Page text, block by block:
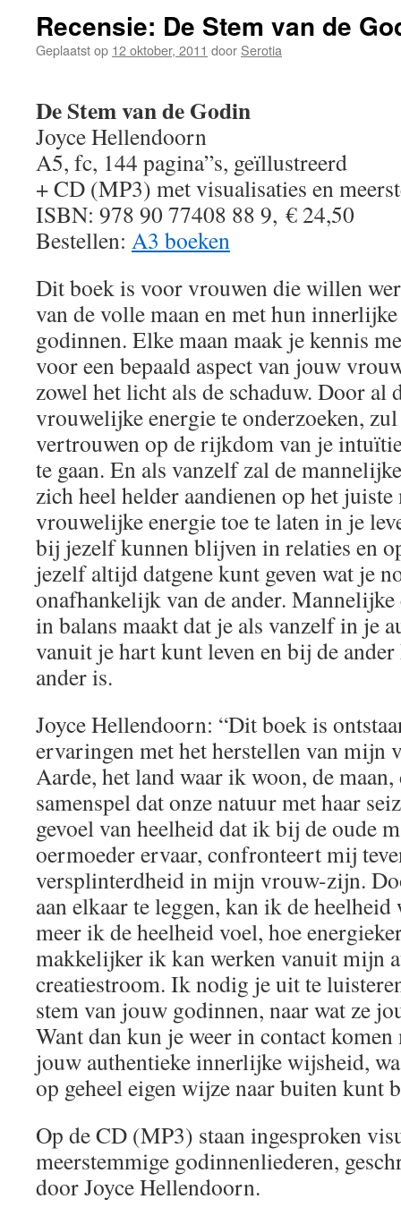
Recensie: De Stem van de
Geplaatst op 12 oktober, 2011 door Serotia
De Stem van de Godin
Joyce Hellendoorn
A5, fc, 144 pagina”s, geïllustreerd
+ CD (MP3) met visualisaties en
ISBN: 978 90 77408 88 9, € 24,50
Bestellen: A3 boeken
Dit boek is voor vrouwen die willen
van de volle maan en met hun
godinnen. Elke maan maak je kennis
voor een bepaald aspect van jouw
zowel het licht als de schaduw. Door al
vrouwelijke energie te onderzoeken,
vertrouwen op de rijkdom van je
te gaan. En als vanzelf zal de
zich heel helder aandienen op het
vrouwelijke energie toe te laten in je
bij jezelf kunnen blijven in relaties en
jezelf altijd datgene kunt geven wat je
onafhankelijk van de ander.
in balans maakt dat je als vanzelf in je
vanuit je hart kunt leven en bij de
ander is.
Joyce Hellendoorn: “Dit boek is
ervaringen met het herstellen van mijn
Aarde, het land waar ik woon, de maan,
samenspel dat onze natuur met haar
gevoel van heelheid dat ik bij de oude
oermoeder ervaar, confronteert mij
versplinterdheid in mijn vrouw-zijn.
aan elkaar te leggen, kan ik de
meer ik de heelheid voel, hoe
makkelijker ik kan werken vanuit mijn
creatiestroom. Ik nodig je uit te
stem van jouw godinnen, naar wat ze
Want dan kun je weer in contact
jouw authentieke innerlijke wijsheid,
op geheel eigen wijze naar buiten kunt
Op de CD (MP3) staan ingesproken
meerstemmige godinnenliederen,
door Joyce Hellendoorn.